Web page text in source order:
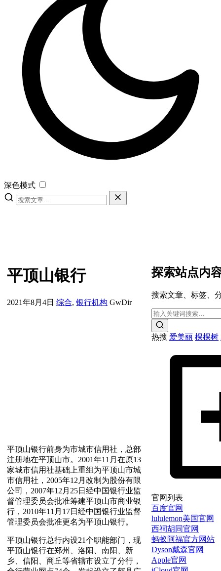
深色模式
平顶山银行
2021年8月4日 综合, 银行机构 GwDir
平顶山银行前身为市城市信用社，总部
注册地在平顶山市。2001年11月在原13
家城市信用社基础上重组为平顶山市城
市信用社，2005年12月改制为股份有限
公司，2007年12月25日经中国银行业监
督管理委员会批准筹建平顶山市商业银
行，2010年11月17日经中国银行业监督
管理委员会批准更名为平顶山银行。
平顶山银行总行内设21个职能部门，现
平顶山银行在郑州、洛阳、南阳、新
乡、信阳、商丘等省辖市设立了分行，
探索站点内
搜索文章、标签、
热搜 爱美丽 棵棵树
官网列表
百度官网
lululemon美国官网
西祠胡同官网
蚂蚁阿福官方网站
Dyson戴森官网
Apple官网